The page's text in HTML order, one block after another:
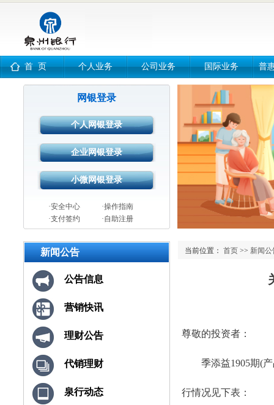
个人业务 公司业务 国际业务 普
首 页
网银登录
·安全中心
·操作指南
·支付签约
·自助注册
新闻公告
公告信息
营销快讯
理财公告
代销理财
泉行动态
当前位置： 首页 >> 新闻公
尊敬的投资者：
季添益1905期(
行情况见下表：